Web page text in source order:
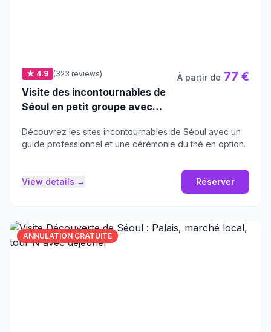
★ 4.9 (323 reviews)
Visite des incontournables de
Séoul en petit groupe avec
du thé
À partir de 77 €
Découvrez les sites incontournables de Séoul avec un
guide professionnel et une cérémonie du thé en option.
View details → Réserver
ANNULATION GRATUITE